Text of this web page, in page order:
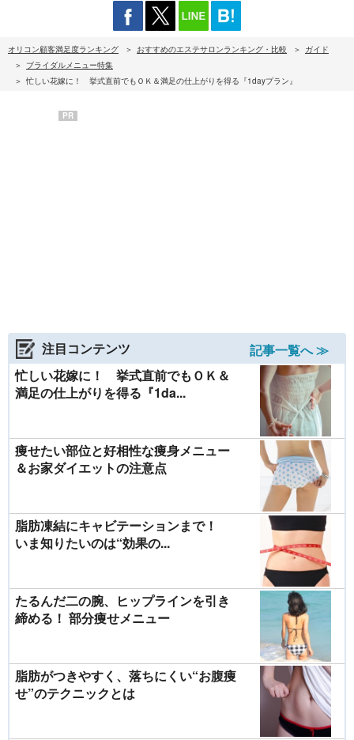
オリコン顧客満足度ランキング おすすめのエステサロンランキング・比較
ガイド
ブライダルメニュー特集
忙しい花嫁に！ 挙式直前でもＯＫ＆満足の仕上がりを得る『1dayプラン』
PR
注目コンテンツ
記事一覧へ ≫
忙しい花嫁に！ 挙式直前でもＯＫ＆
満足の仕上がりを得る『1da...
痩せたい部位と好相性な痩身メニュー
＆お家ダイエットの注意点
脂肪凍結にキャビテーションまで！
いま知りたいのは“効果の...
たるんだ二の腕、ヒップラインを引き
締める！ 部分痩せメニュー
脂肪がつきやすく、落ちにくい“お腹痩
せ”のテクニックとは